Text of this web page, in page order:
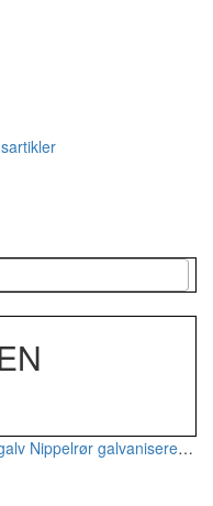
Nippelrør galvaniseret